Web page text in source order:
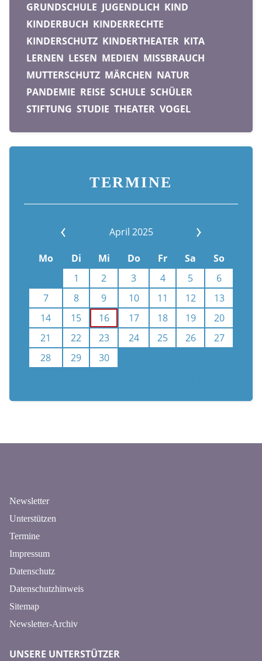
GRUNDSCHULE JUGENDLICH KIND
KINDERBUCH KINDERRECHTE
KINDERSCHUTZ KINDERTHEATER KITA
LERNEN LESEN MEDIEN MISSBRAUCH
MUTTERSCHUTZ MÄRCHEN NATUR
PANDEMIE REISE SCHULE SCHÜLER
STIFTUNG STUDIE THEATER VOGEL
TERMINE
April 2025
Mo Di Mi Do Fr Sa
So
1
2 3 4 5
6
7
8 9 10 11 12
13
14
15 16 17 18 19
20
21
22 23 24 25 26
27
28
29
30
Newsletter
Unterstützen
Termine
Impressum
Datenschutz
Datenschutzhinweis
Sitemap
Newsletter-Archiv
UNSERE UNTERSTÜTZER